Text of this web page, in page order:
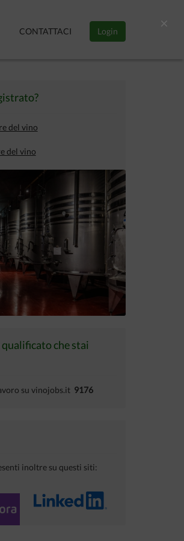
CONTATTACI Login
del vino
del vino
qualificato che stai
su vinojobs.it 9176
inoltre su questi siti:
×